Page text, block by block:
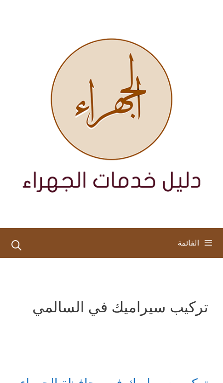
القائمة
تركيب سيراميك في السالمي